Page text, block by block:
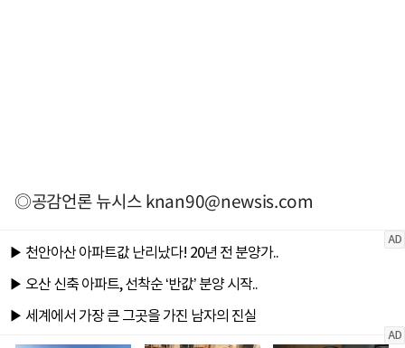
◎공감언론 뉴시스knan90@newsis.com